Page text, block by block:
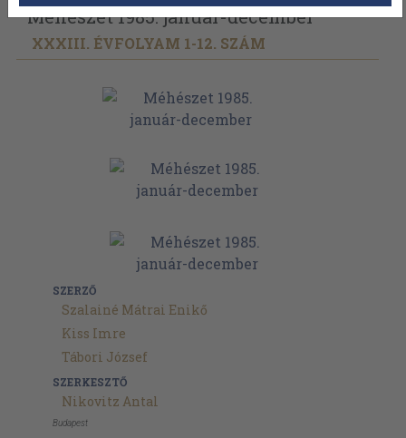
Méhészet 1985. január-december
XXXIII. ÉVFOLYAM 1-12. SZÁM
SZERZŐ
Szalainé Mátrai Enikő
Kiss Imre
Tábori József
SZERKESZTŐ
Nikovitz Antal
Budapest